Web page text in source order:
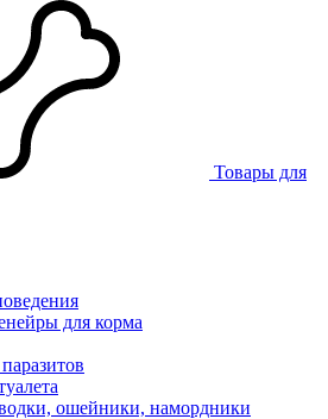
Товары для
для корма
ошейники, намордники